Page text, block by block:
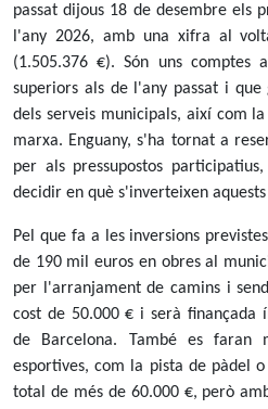
passat dijous 18 de desembre els
l'any 2026, amb una xifra al
(1.505.376 €). Són uns comptes
superiors als de l'any passat i
dels serveis municipals, així com
marxa. Enguany, s'ha tornat a
per als pressupostos
decidir en què s'inverteixen
Pel que fa a les inversions
de 190 mil euros en obres al
per l'arranjament de camins i
cost de 50.000 € i serà finançada
de Barcelona. També es faran
esportives, com la pista de pàdel
total de més de 60.000 €, però